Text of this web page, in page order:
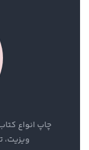
چاپ انواع
ویزیت،